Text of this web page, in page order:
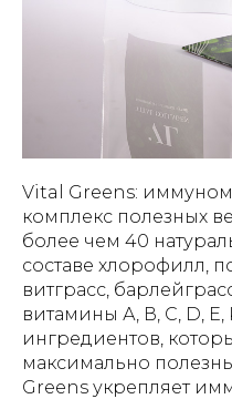
Vital Greens:
комплекс полезных
более чем 40
составе хлорофилл,
витграсс,
витамины А, В, С, D,
ингредиентов,
максимально
Greens укрепляет